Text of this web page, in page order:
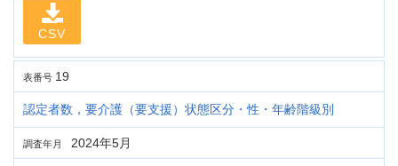
CSV
表番号 19
認定者数，要介護（要支援）状態区分・性・年齢階級別
調査年月 2024年5月